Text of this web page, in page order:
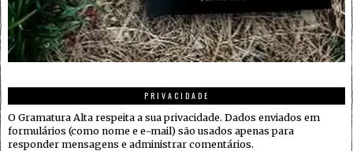
PRIVACIDADE
O Gramatura Alta respeita a sua privacidade. Dados enviados em
formulários (como nome e e-mail) são usados apenas para
responder mensagens e administrar comentários.